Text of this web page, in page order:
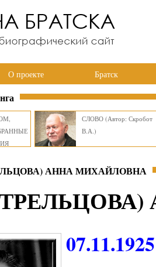
О проекте Братск
СЛОВО (Автор: Скробот
В.А.)
АННА МИХАЙЛОВНА